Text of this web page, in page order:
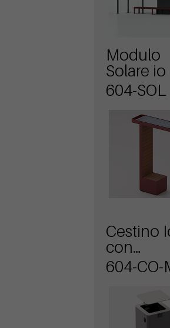
Modulo
Solare io
604-SOL
Cestino
con
604-CO-